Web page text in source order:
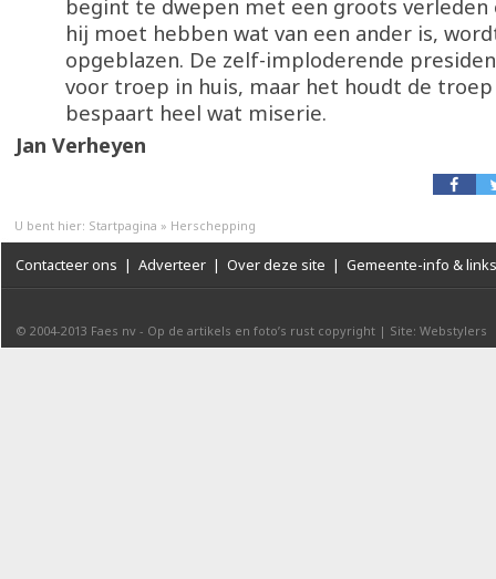
begint te dwepen met een groots
hij moet hebben wat van een ander is,
opgeblazen. De zelf-imploderende
voor troep in huis, maar het houdt de
bespaart heel wat miserie.
Jan Verheyen
U bent hier: Startpagina » Herschepping
Contacteer ons | Adverteer | Over deze site | Gemeente-info & links
© 2004-2013 Faes nv - Op de artikels en foto’s rust copyright | Site: Webstylers